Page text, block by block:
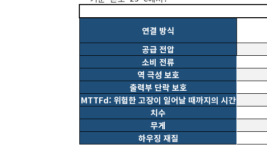
연결 방식
공급 전압
소비 전류
역 극성 보호
출력부 단락 보호
MTTFd: 위험한 고장이 일어날 때까지의 시간
치수
무게
하우징 재질